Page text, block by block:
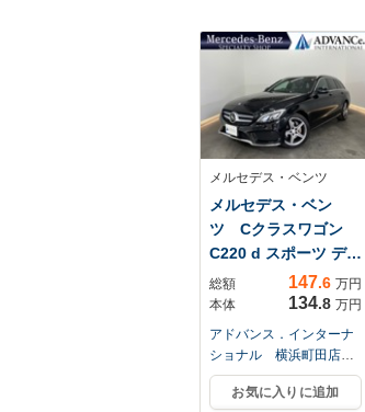
メルセデス・ベンツ
メルセデス・ベン
ツ Cクラスワゴン
C220 d スポーツ ディ
ー...
総額 147.6 万円
本体
134.8 万円
アドバンス．インターナ
ショナル 横浜町田店
Ｍ・ベンツ専門店
お気に入りに追加